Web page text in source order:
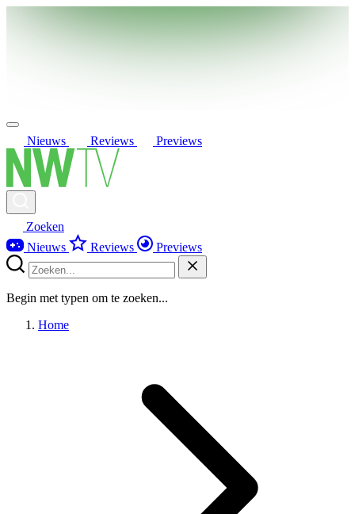
Nieuws Reviews Previews
Zoeken
Nieuws
Reviews Previews
Begin met typen om te zoeken...
Home